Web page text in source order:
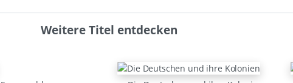
Weitere Titel entdecken